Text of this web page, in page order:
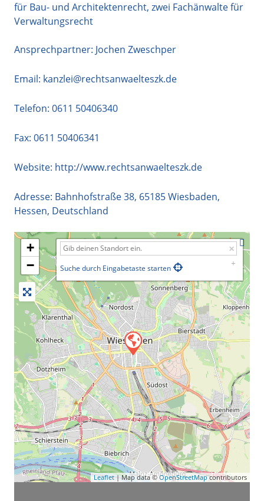
für Bau- und Architektenrecht, zwei Fachänwalte für
Verwaltungsrecht
Ansprechpartner: Jochen Zweschper
Email: kanzlei@rechtsanwaelteszk.de
Telefon: 0611 50406340
Fax: 0611 50406341
Website: http://www.rechtsanwaelteszk.de
Adresse: Bahnhofstraße 38, 65185Wiesbaden,
Hessen, Deutschland
+
−
Suche durch Eingabetaste starten
Leaflet| Map data ©OpenStreetMapcontributors